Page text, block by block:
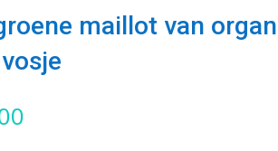
maillot van